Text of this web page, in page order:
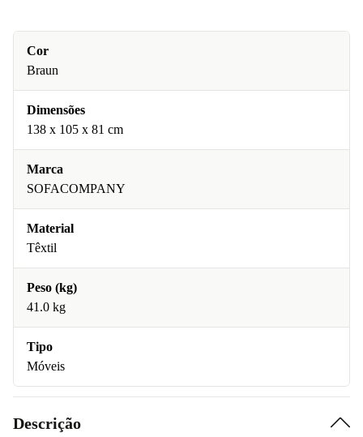
Cor
Braun
Dimensões
138 x 105 x 81 cm
Marca
SOFACOMPANY
Material
Têxtil
Peso (kg)
41.0 kg
Tipo
Móveis
Descrição